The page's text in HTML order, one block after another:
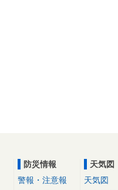
防災情報
警報・注意報
天気図
天気図